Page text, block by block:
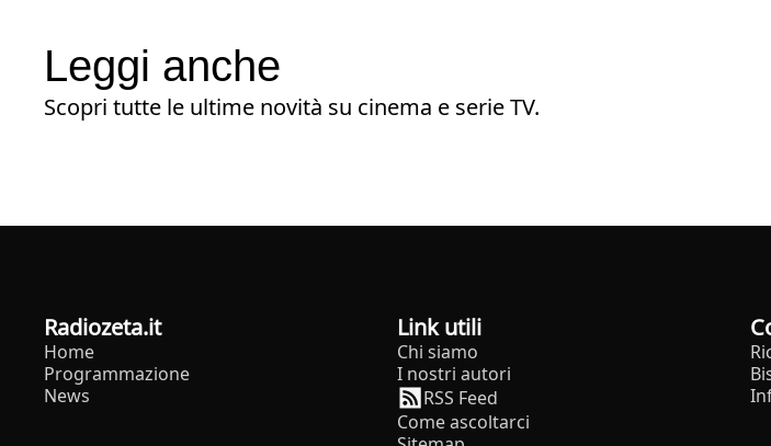
Leggi anche
Scopri tutte le ultime novità su cinema e serie TV.
radiozeta.it
Home
Programmazione
News
Link utili
Chi siamo
I nostri autori
RSS Feed
Come ascoltarci